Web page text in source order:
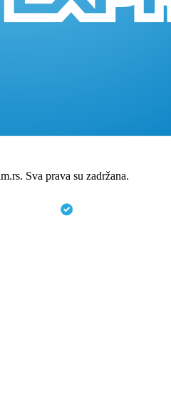
Sva prava su zadržana.